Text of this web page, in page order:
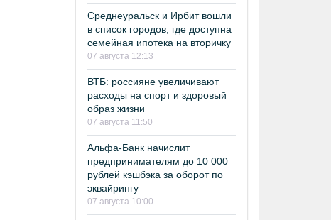
Среднеуральск и Ирбит вошли
в список городов, где доступна
семейная ипотека на вторичку
07 августа 12:13
ВТБ: россияне увеличивают
расходы на спорт и здоровый
образ жизни
07 августа 11:50
Альфа-Банк начислит
предпринимателям до 10 000
рублей кэшбэка за оборот по
эквайрингу
07 августа 10:00